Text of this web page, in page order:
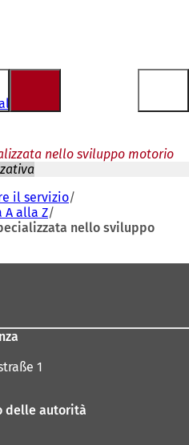
Z
nello sviluppo motorio
il servizio
A alla Z
nello sviluppo
1
delle autorità